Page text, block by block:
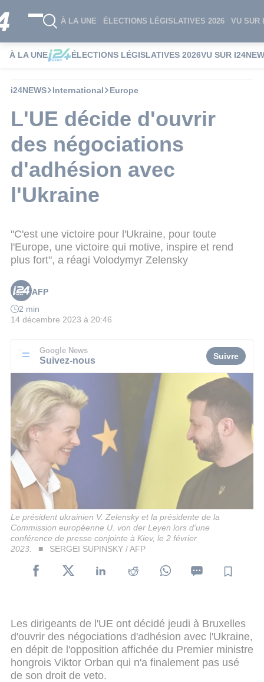
À LA UNE ÉLECTIONS LÉGISLATIVES 2026 VU SUR
À LA UNE ÉLECTIONS LÉGISLATIVES 2026VU SUR
i24NEWS International Europe
L'UE décide d'ouvrir
des négociations
d'adhésion avec
l'Ukraine
"C'est une victoire pour l'Ukraine, pour toute
l'Europe, une victoire qui motive, inspire et rend
plus fort", a réagi Volodymyr Zelensky
AFP
2 min
14 décembre 2023 à 20:46
Google News
Suivez-nous Suivre
Le président ukrainien V. Zelensky et la présidente de la
Commission européenne U. von der Leyen lors d'une
conférence de presse conjointe à Kiev, le 2 février
2023.
SERGEI SUPINSKY / AFP
Les dirigeants de l'UE ont décidé jeudi à Bruxelles
d'ouvrir des négociations d'adhésion avec l'Ukraine,
en dépit de l'opposition affichée du Premier ministre
hongrois Viktor Orban qui n'a finalement pas usé
de son droit de veto.